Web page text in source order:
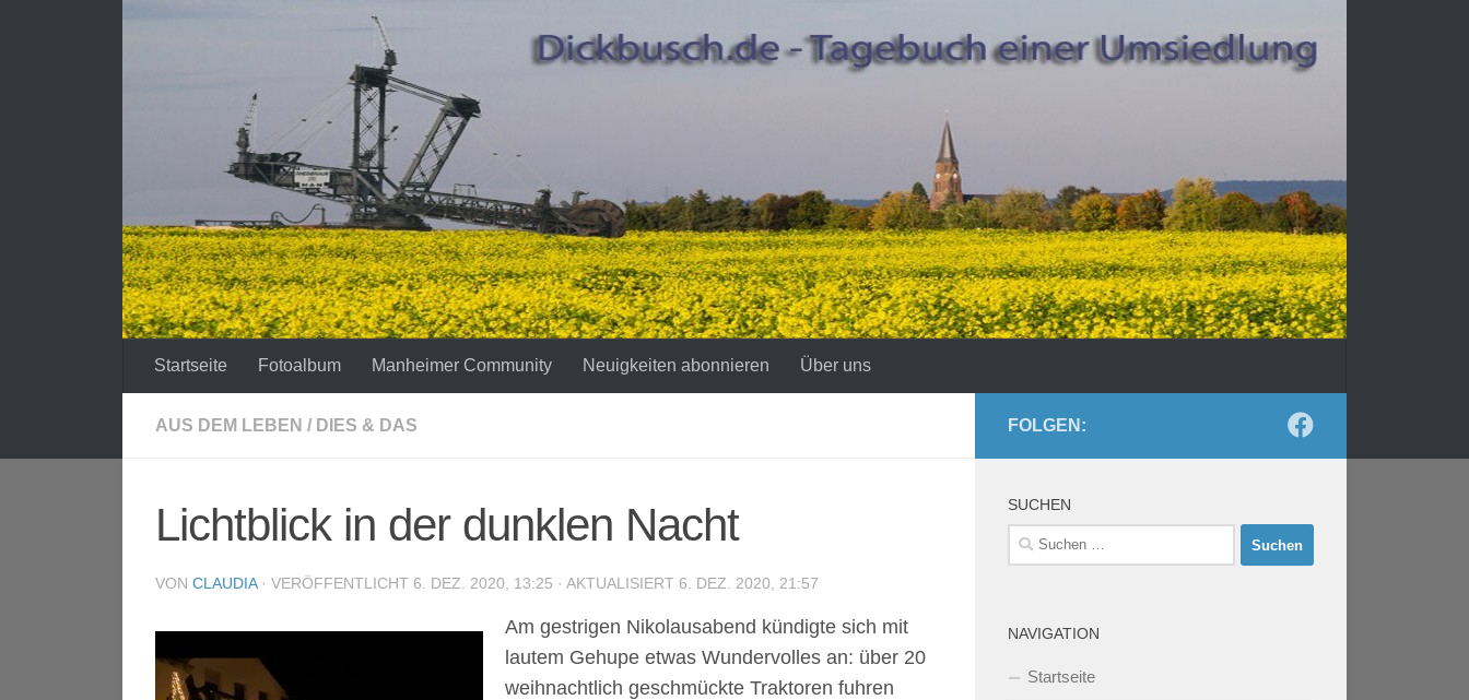
Startseite Fotoalbum Manheimer Community Neuigkeiten abonnieren Über uns
AUS DEM LEBEN / DIES & DAS
Lichtblick in der dunklen Nacht
VON CLAUDIA · VERÖFFENTLICHT 6. DEZ. 2020, 13:25 · AKTUALISIERT 6. DEZ. 2020, 21:57
Am gestrigen Nikolausabend kündigte sich mit
lautem Gehupe etwas Wundervolles an: über 20
weihnachtlich geschmückte Traktoren fuhren
FOLGEN:
SUCHEN
Suchen
nach:
NAVIGATION
Startseite